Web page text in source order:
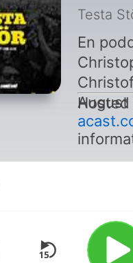
Testa
En
August
Hosted